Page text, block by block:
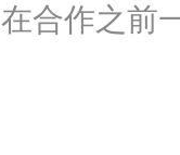
合作之前